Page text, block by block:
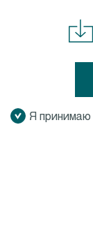
Я принимаю